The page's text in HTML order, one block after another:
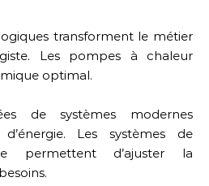
transforment le métier
Les pompes à chaleur
optimal.
de systèmes modernes
Les systèmes de
permettent d’ajuster la